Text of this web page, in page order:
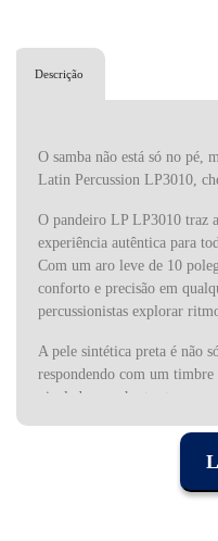
Descrição
O samba não está só no pé,
Latin Percussion LP3010,
O pandeiro LP LP3010 traz
experiência autêntica para
Com um aro leve de 10
conforto e precisão em
percussionistas explorar
A pele sintética preta é não
respondendo com um
nivelado com hastes
instrumento rapidamente
suas soalhas (jingles) são
tradicionais, que